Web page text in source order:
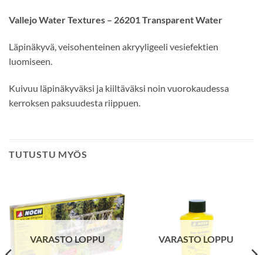
Vallejo Water Textures – 26201 Transparent Water
Läpinäkyvä, veisohenteinen akryyligeeli vesiefektien
luomiseen.
Kuivuu läpinäkyväksi ja kiiltäväksi noin vuorokaudessa
kerroksen paksuudesta riippuen.
TUTUSTU MYÖS
VARASTO LOPPU VARASTO LOPPU